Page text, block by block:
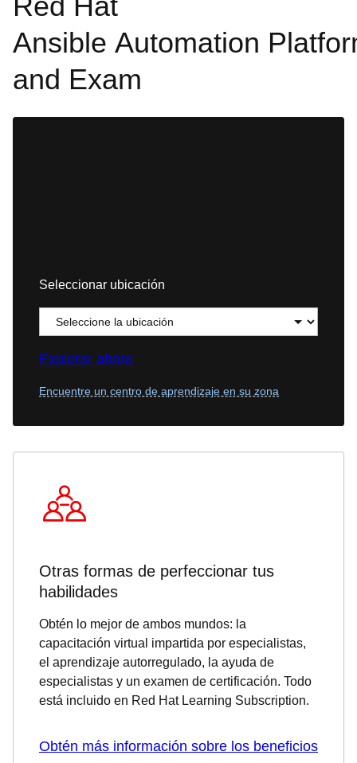
Ansible Automation
and Exam
Seleccionar ubicación
Explorar ahora
Encuentre un centro de aprendizaje en su zona
Otras formas de perfeccionar tus
habilidades
Obtén lo mejor de ambos mundos: la
capacitación virtual impartida por especialistas,
el aprendizaje autorregulado, la ayuda de
especialistas y un examen de certificación. Todo
está incluido en Red Hat Learning Subscription.
Obtén más información sobre los beneficios